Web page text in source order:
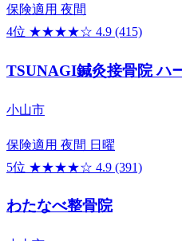
保険適用 夜間
4位 ★★★★☆ 4.9 (415)
TSUNAGI鍼灸接骨院 ハ
小山市
保険適用 夜間 日曜
5位 ★★★★☆ 4.9 (391)
わたなべ整骨院